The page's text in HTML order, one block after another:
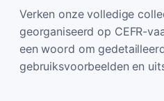
Verken onze volledige
georganiseerd op CEFR-
een woord om
gebruiksvoorbeelden en